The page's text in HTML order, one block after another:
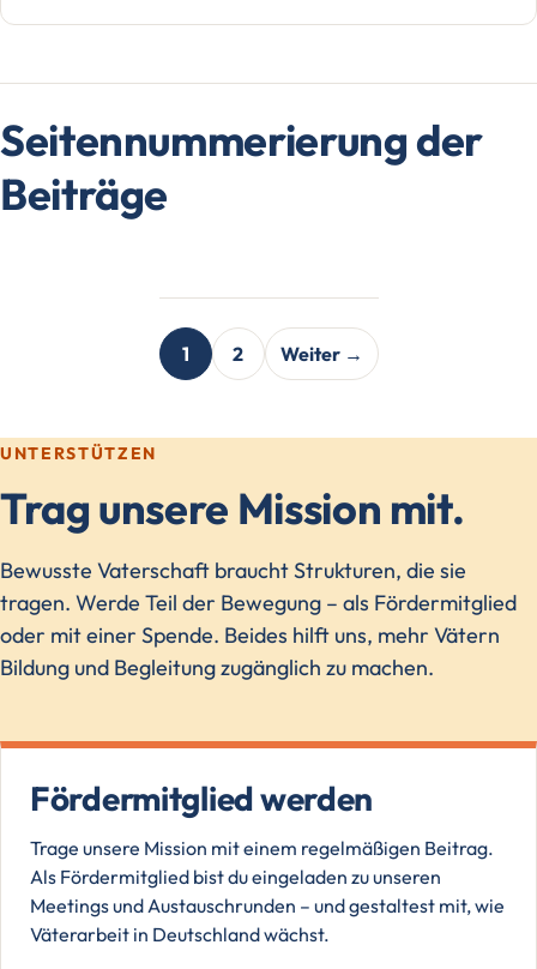
Seitennummerierung der
Beiträge
1 2 Weiter →
UNTERSTÜTZEN
Trag unsere Mission mit.
Bewusste Vaterschaft braucht Strukturen, die sie
tragen. Werde Teil der Bewegung – als Fördermitglied
oder mit einer Spende. Beides hilft uns, mehr Vätern
Bildung und Begleitung zugänglich zu machen.
Fördermitglied werden
Trage unsere Mission mit einem regelmäßigen Beitrag.
Als Fördermitglied bist du eingeladen zu unseren
Meetings und Austauschrunden – und gestaltest mit, wie
Väterarbeit in Deutschland wächst.